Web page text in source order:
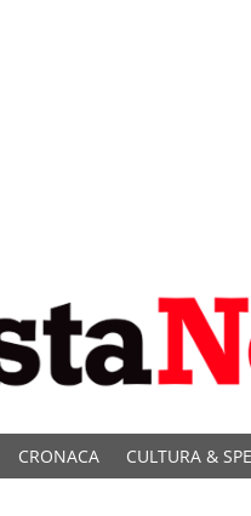
CRONACA CULTURA &